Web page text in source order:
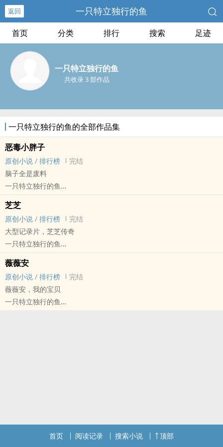
返回 一只特立独行的鱼
首页 分类 排行 搜索 足迹
一只特立独行的鱼
共收录 3 部作品
一只特立独行的鱼的全部作品集
恶毒小胖子
原创小说 / 排行榜
完结
脑子全是废料
一只特立独行的鱼
现代 - 小甜饼 - 轻松 - 狗血
NP
他是一个好色又恶毒的小胖子，他满脑子都是‎‌黄‌‎色‍废料。
排雷：
1.最大的雷点就是作者精神状态不太稳定以及文盲
2.受转攻，无脑文……
芝芝
原创小说 / 排行榜
完结
大型记录片，芝芝传奇
一只特立独行的鱼
原创小说 - BL - 中篇 - 完结
小甜饼 - 狗血 - 强制爱 - 宗教
芝芝是陈家的女佣，不过他喜欢说别人坏话。
排雷：
1.芝芝是男的。
薇薇安
原创小说 / 排行榜
完结
薇薇安，我的宝贝
一只特立独行的鱼
首页 阅读记录 搜索小说 顶部